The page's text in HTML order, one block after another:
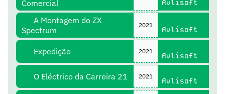
Comercial
Avlisoft
A Montagem do ZX
Spectrum
2021
Avlisoft
Expedição 2021
Avlisoft
O Eléctrico da Carreira 21 2021
Avlisoft